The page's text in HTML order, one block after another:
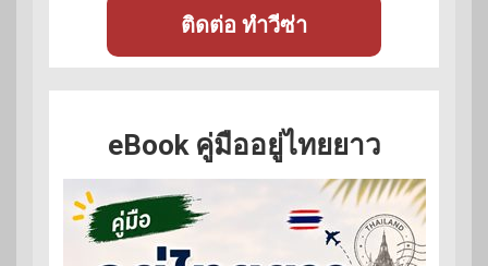
ติดต่อ ทำวีซ่า
eBook คู่มืออยู่ไทยยาว